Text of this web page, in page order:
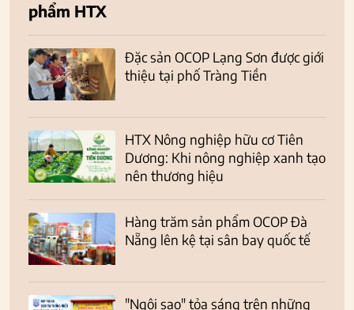
phẩm HTX
Đặc sản OCOP Lạng Sơn được giới
thiệu tại phố Tràng Tiền
HTX Nông nghiệp hữu cơ Tiên
Dương: Khi nông nghiệp xanh tạo
nên thương hiệu
Hàng trăm sản phẩm OCOP Đà
Nẵng lên kệ tại sân bay quốc tế
"Ngôi sao" tỏa sáng trên những